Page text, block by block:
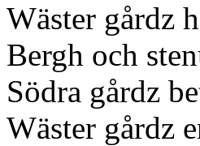
Wäster gårdz
Bergh och
Södra gårdz
Wäster gårdz